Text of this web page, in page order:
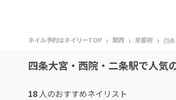
ネイル予約はネイリーTOP › 関西 › 京都府 › 四
四条大宮・西院・二条駅で人気
18人のおすすめネイリスト